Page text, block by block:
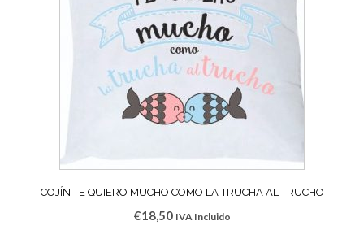
COJÍN TE QUIERO MUCHO COMO LA TRUCHA AL TRUCHO
€18,50 IVA Incluido